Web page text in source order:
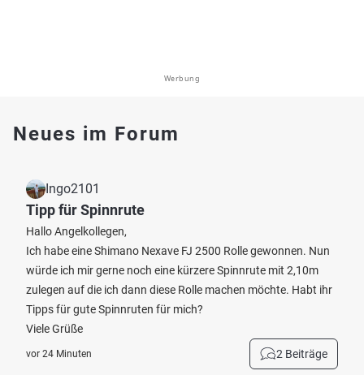
Werbung
Neues im Forum
Ingo2101
Tipp für Spinnrute
Hallo Angelkollegen,
Ich habe eine Shimano Nexave FJ 2500 Rolle gewonnen. Nun
würde ich mir gerne noch eine kürzere Spinnrute mit 2,10m
zulegen auf die ich dann diese Rolle machen möchte. Habt ihr
Tipps für gute Spinnruten für mich?
Viele Grüße
vor 24 Minuten 2 Beiträge